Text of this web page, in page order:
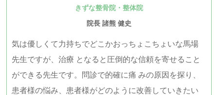
きずな整骨院・整体院
院長 諸熊 健史
気は優しくて力持ちでどこかおっちょこちょいな馬場
先生ですが、治療 となると圧倒的な信頼を寄せること
ができる先生です。問診で的確に痛 みの原因を探り、
患者様の悩み、患者様がどのように改善していきたい